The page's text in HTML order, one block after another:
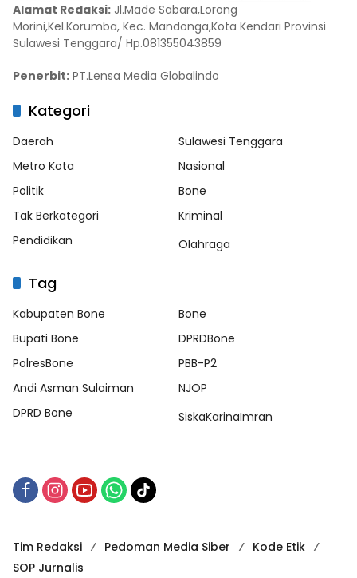
Alamat Redaksi: Jl.Made Sabara,Lorong
Morini,Kel.Korumba, Kec. Mandonga,Kota Kendari Provinsi
Sulawesi Tenggara/ Hp.081355043859
Penerbit: PT.Lensa Media Globalindo
Kategori
Daerah
Sulawesi Tenggara
Metro Kota
Nasional
Politik
Bone
Tak Berkategori
Kriminal
Pendidikan
Olahraga
Tag
Kabupaten Bone
Bone
Bupati Bone
DPRDBone
PolresBone
PBB-P2
Andi Asman Sulaiman
NJOP
DPRD Bone
SiskaKarinaImran
Tim Redaksi Pedoman Media Siber
Kode Etik
SOP Jurnalis